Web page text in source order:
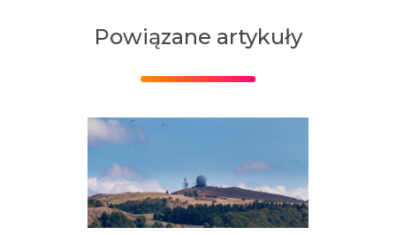
Powiązane artykuły